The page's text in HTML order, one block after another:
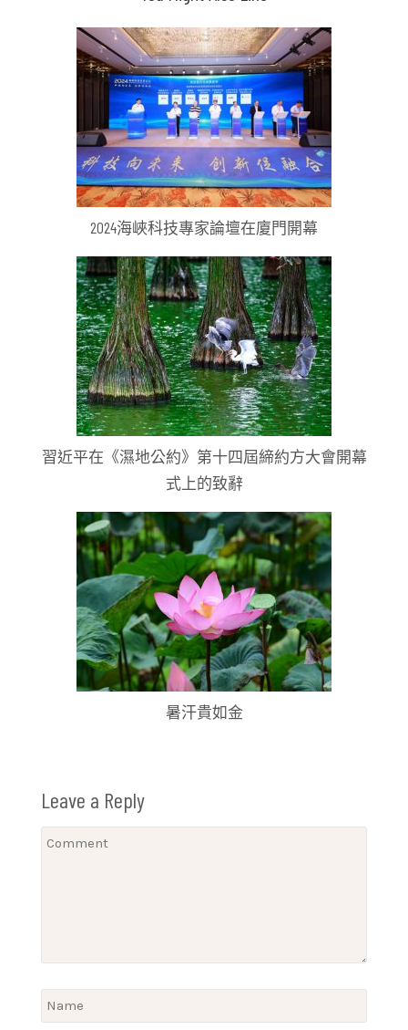
2024海峽科技專家論壇在廈門開幕
習近平在《濕地公約》第十四屆締約方大會開幕
式上的致辭
暑汗貴如金
Leave a Reply